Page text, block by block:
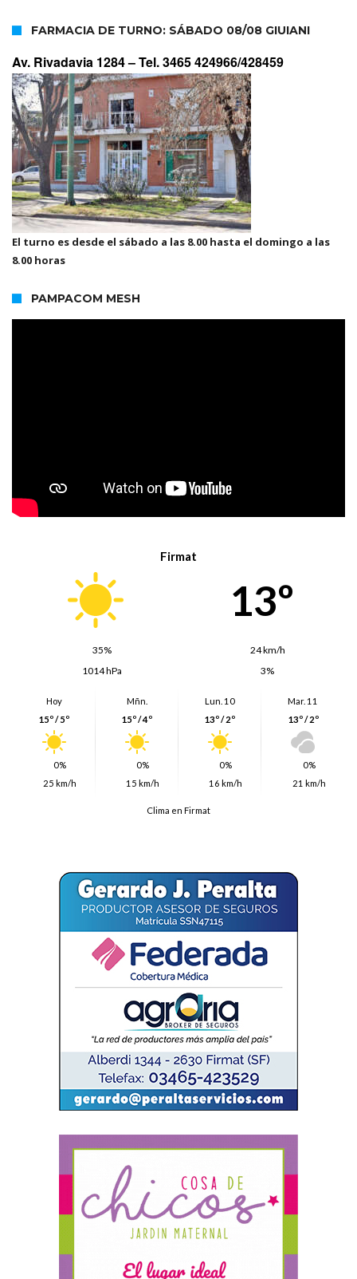
FARMACIA DE TURNO: SÁBADO 08/08 GIUIANI
Av. Rivadavia 1284 –Tel. 3465 424966/428459
El turno es desde el sábado a las 8.00 hasta el domingo a las
8.00 horas
PAMPACOM MESH
Firmat
13º
35%
24 km/h
1014 hPa
3%
Hoy
15º / 5º
0%
25 km/h
Mñn.
15º / 4º
0%
15 km/h
Lun. 10
13º / 2º
0%
16 km/h
Mar. 11
13º / 2º
0%
21 km/h
Clima en Firmat